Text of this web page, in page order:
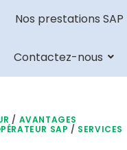
Nos prestations SAP
Contactez-nous
/ AVANTAGES
SAP / SERVICES